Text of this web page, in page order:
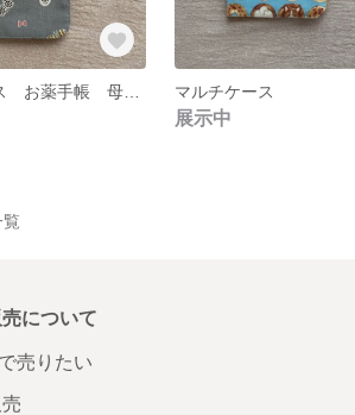
マルチケース お薬手帳 母子手帳 通帳ケース マルチケース
展示中
について
売りたい